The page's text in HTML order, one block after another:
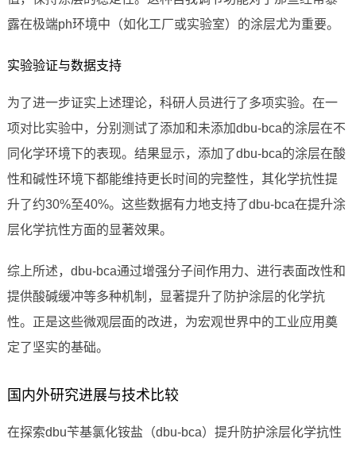
露在极端ph环境中（如化工厂或实验室）的涂层尤为重要。
实验验证与数据支持
为了进一步证实上述理论，科研人员进行了多项实验。在一
项对比实验中，分别测试了添加和未添加dbu-bca的涂层在不
同化学环境下的表现。结果显示，添加了dbu-bca的涂层在酸
性和碱性环境下都能维持更长时间的完整性，其化学抗性提
升了约30%至40%。这些数据有力地支持了dbu-bca在提升涂
层化学抗性方面的显著效果。
综上所述，dbu-bca通过增强分子间作用力、进行表面改性和
提供酸碱缓冲等多种机制，显著提升了防护涂层的化学抗
性。正是这些微观层面的改进，为宏观世界中的工业应用奠
定了坚实的基础。
国内外研究进展与技术比较
在探索dbu苄基氯化铵盐（dbu-bca）提升防护涂层化学抗性